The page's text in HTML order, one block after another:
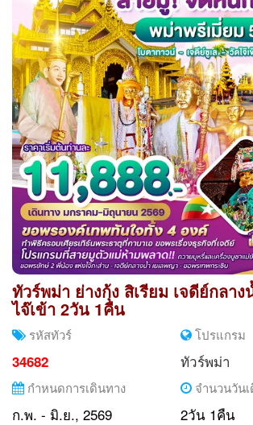
ทัวร์พม่า ย่างกุ้ง สิเรียม เจดีย์กลา
ไจ๊เข้า 2วัน 1คืน
รหัสทัวร์
34682
โปรแกรม
ทัวร์พม่า
กำหนดการเดินทาง
ก.พ. - มิ.ย., 2569
จำนวนวัน
2วัน 1คืน